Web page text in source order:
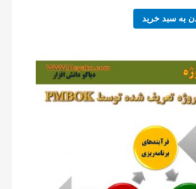
به سبد خرید